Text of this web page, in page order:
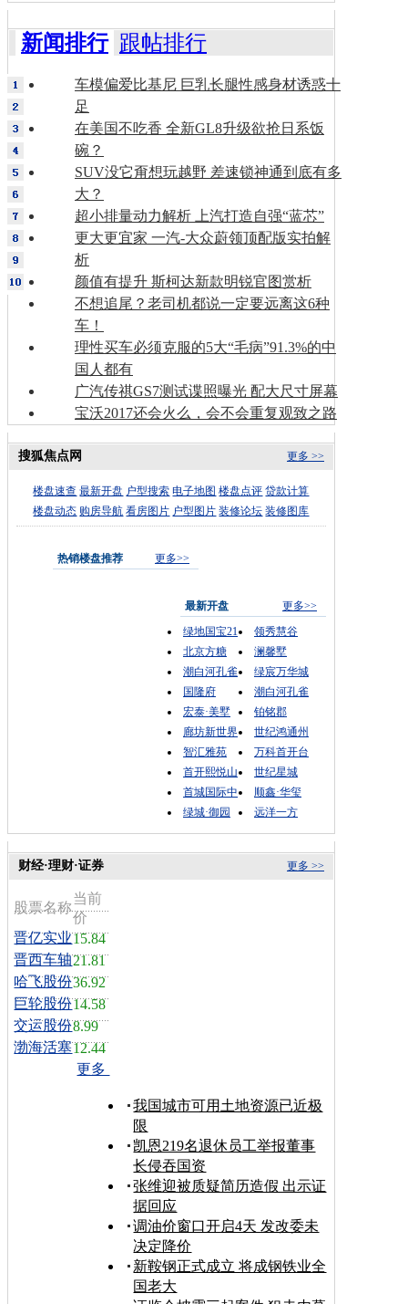
新闻排行 跟帖排行
车模偏爱比基尼 巨乳长腿性感身材诱惑十
足
在美国不吃香 全新GL8升级欲抢日系饭
碗？
SUV没它甭想玩越野 差速锁神通到底有多
大？
超小排量动力解析 上汽打造自强“蓝芯”
更大更宜家 一汽-大众蔚领顶配版实拍解
析
颜值有提升 斯柯达新款明锐官图赏析
不想追尾？老司机都说一定要远离这6种
车！
理性买车必须克服的5大“毛病”91.3%的中
国人都有
广汽传祺GS7测试谍照曝光 配大尺寸屏幕
宝沃2017还会火么，会不会重复观致之路
更多 >>
搜狐焦点网
楼盘速查 最新开盘 户型搜索 电子地图 楼盘点评 贷款计算
楼盘动态 购房导航 看房图片 户型图片 装修论坛 装修图库
热销楼盘推荐 更多>>
最新开盘
更多>>
绿地国宝21
领秀慧谷
北京方糖
澜馨墅
潮白河孔雀
绿宸万华城
国隆府
潮白河孔雀
宏泰·美墅
铂铭郡
廊坊新世界
世纪鸿通州
智汇雅苑
万科首开台
首开熙悦山
世纪星城
首城国际中
顺鑫·华玺
绿城·御园
远洋一方
更多 >>
财经·理财·证券
股票名称
当前
价
晋亿实业15.84
晋西车轴21.81
哈飞股份36.92
巨轮股份14.58
交运股份8.99
渤海活塞12.44
更多
我国城市可用土地资源已近极
限
凯恩219名退休员工举报董事
长侵吞国资
张维迎被质疑简历造假 出示证
据回应
调油价窗口开启4天 发改委未
决定降价
新鞍钢正式成立 将成钢铁业全
国老大